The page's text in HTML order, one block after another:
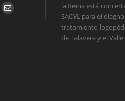
la Reina está
SACYL para el
tratamiento
de Talavera y el